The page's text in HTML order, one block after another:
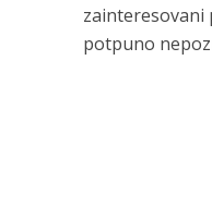
zainteresovani
potpuno